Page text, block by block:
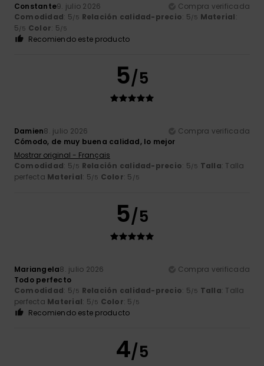
Constante9. julio 2026
Compra verificada
Comodidad: 5/5 Relación calidad-precio: 5/5 Material:
5/5 Color: 5/5
Recomiendo este producto
5/5
Damien8. julio 2026
Compra verificada
Cómodo, de muy buena calidad, lo mejor
Mostrar original - Français
Comodidad: 5/5 Relación calidad-precio: 5/5 Talla: Talla
perfecta Material: 5/5 Color: 5 /5
5/5
Mariangela8. julio 2026
Compra verificada
Todo perfecto
Comodidad: 5/5 Relación calidad-precio: 5/5 Talla: Talla
perfecta Material: 5/5 Color: 5 /5
Recomiendo este producto
4/5